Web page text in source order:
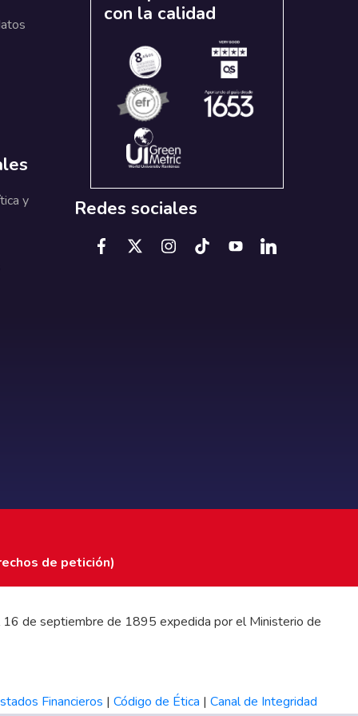
y
con la calidad
Redes sociales
de petición)
16 de septiembre de 1895 expedida por el Ministerio de
Financieros | Código de Ética | Canal de Integridad